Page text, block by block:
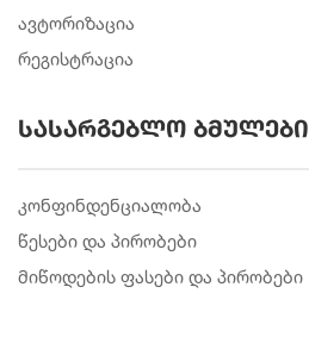
ავტორიზაცია
რეგისტრაცია
სასარგებლო ბმულები
კონფინდენციალობა
წესები და პირობები
მიწოდების ფასები და პირობები